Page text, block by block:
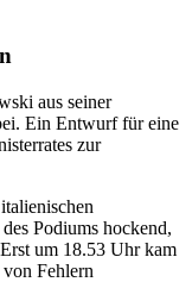
aus seiner
Ein Entwurf für eine
zur
Podiums hockend,
um 18.53 Uhr kam
Fehlern